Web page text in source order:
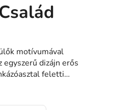
motívumával
egyszerű dizájn erős
feletti